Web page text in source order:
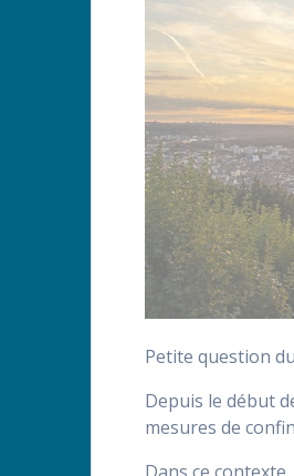
Petite question
Depuis le début
mesures de